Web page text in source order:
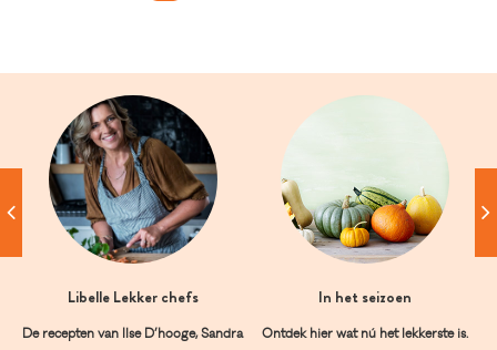
Libelle Lekker chefs
De recepten van Ilse D’hooge, Sandra
In het seizoen
Ontdek hier wat nú het lekkerste is.